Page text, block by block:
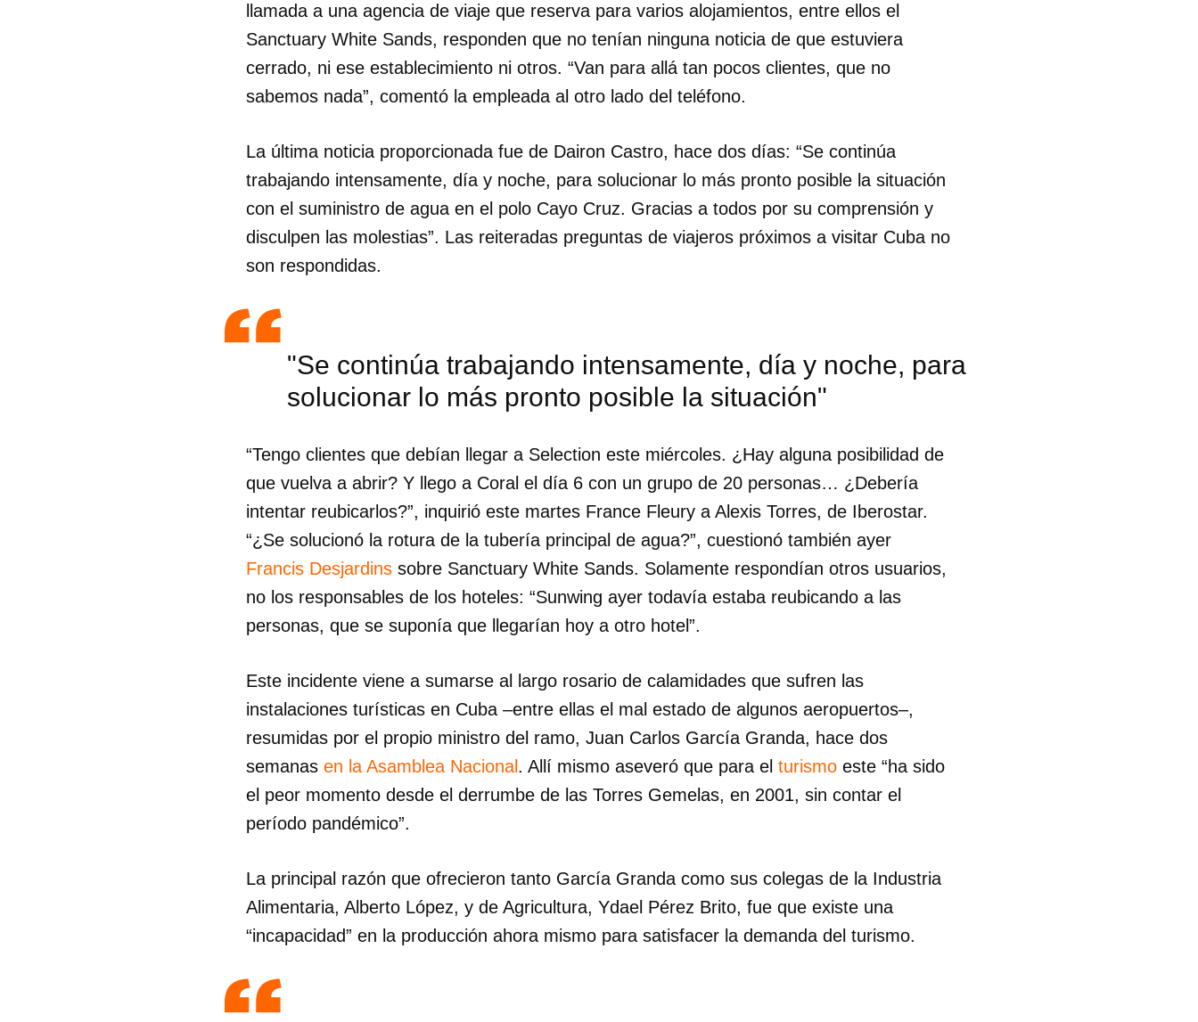
llamada a una agencia de viaje que reserva para varios alojamientos, entre ellos el
Sanctuary White Sands, responden que no tenían ninguna noticia de que estuviera
cerrado, ni ese establecimiento ni otros. “Van para allá tan pocos clientes, que no
sabemos nada”, comentó la empleada al otro lado del teléfono.
La última noticia proporcionada fue de Dairon Castro, hace dos días: “Se continúa
trabajando intensamente, día y noche, para solucionar lo más pronto posible la situación
con el suministro de agua en el polo Cayo Cruz. Gracias a todos por su comprensión y
disculpen las molestias”. Las reiteradas preguntas de viajeros próximos a visitar Cuba no
son respondidas.
"Se continúa trabajando intensamente, día y noche, para
solucionar lo más pronto posible la situación"
“Tengo clientes que debían llegar a Selection este miércoles. ¿Hay alguna posibilidad de
que vuelva a abrir? Y llego a Coral el día 6 con un grupo de 20 personas… ¿Debería
intentar reubicarlos?”, inquirió este martes France Fleury a Alexis Torres, de Iberostar.
“¿Se solucionó la rotura de la tubería principal de agua?”, cuestionó también ayer
Francis Desjardins sobre Sanctuary White Sands. Solamente respondían otros usuarios,
no los responsables de los hoteles: “Sunwing ayer todavía estaba reubicando a las
personas, que se suponía que llegarían hoy a otro hotel”.
Este incidente viene a sumarse al largo rosario de calamidades que sufren las
instalaciones turísticas en Cuba –entre ellas el mal estado de algunos aeropuertos–,
resumidas por el propio ministro del ramo, Juan Carlos García Granda, hace dos
semanas en la Asamblea Nacional . Allí mismo aseveró que para el turismo este “ha sido
el peor momento desde el derrumbe de las Torres Gemelas, en 2001, sin contar el
período pandémico”.
La principal razón que ofrecieron tanto García Granda como sus colegas de la Industria
Alimentaria, Alberto López, y de Agricultura, Ydael Pérez Brito, fue que existe una
“incapacidad” en la producción ahora mismo para satisfacer la demanda del turismo.